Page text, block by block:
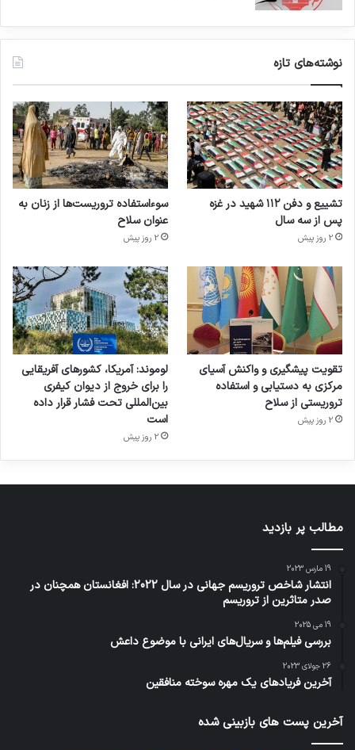
نوشته‌های تازه
تشییع و دفن ۱۱۲ شهید در غزه
پس از سه سال
2 روز پیش
سوءاستفاده تروریست‌ها از زنان به
عنوان سلاح
2 روز پیش
تقویت پیشگیری و واکنش آسیای
مرکزی به دستیابی و استفاده
تروریستی از سلاح
2 روز پیش
لوموند: آمریکا، کشورهای آفریقایی
را برای خروج از دیوان کیفری
بین‌المللی تحت فشار قرار داده
است
2 روز پیش
مطالب پر بازدید
19 مارس 2023
انتشار شاخص تروریسم جهانی در سال 2022: افغانستان همچنان در
صدر متاثرین از تروریسم
19 می 2025
بررسی فیلم‌ها و سریال‌های ایرانی با موضوع داعش
26 جولای 2023
آخرین فریادهای یک مهره سوخته منافقین
آخرین پست های بازبینی شده